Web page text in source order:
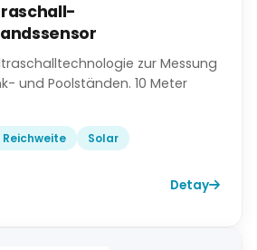
zur Messung
und Poolständen. 10 Meter
Reichweite Solar
Detay